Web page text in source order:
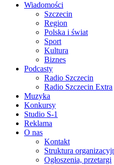
Wiadomości
Szczecin
Region
Polska i świat
Sport
Kultura
Biznes
Podcasty
Radio Szczecin
Radio Szczecin Extra
Muzyka
Konkursy
Studio S-1
Reklama
O nas
Kontakt
Struktura
Ogłoszenia, przetargi